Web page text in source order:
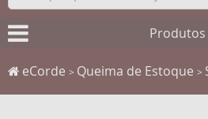
Produtos
eCorde > Queima de Estoque >